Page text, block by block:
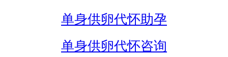
单身供卵代怀助孕
单身供卵代怀咨询